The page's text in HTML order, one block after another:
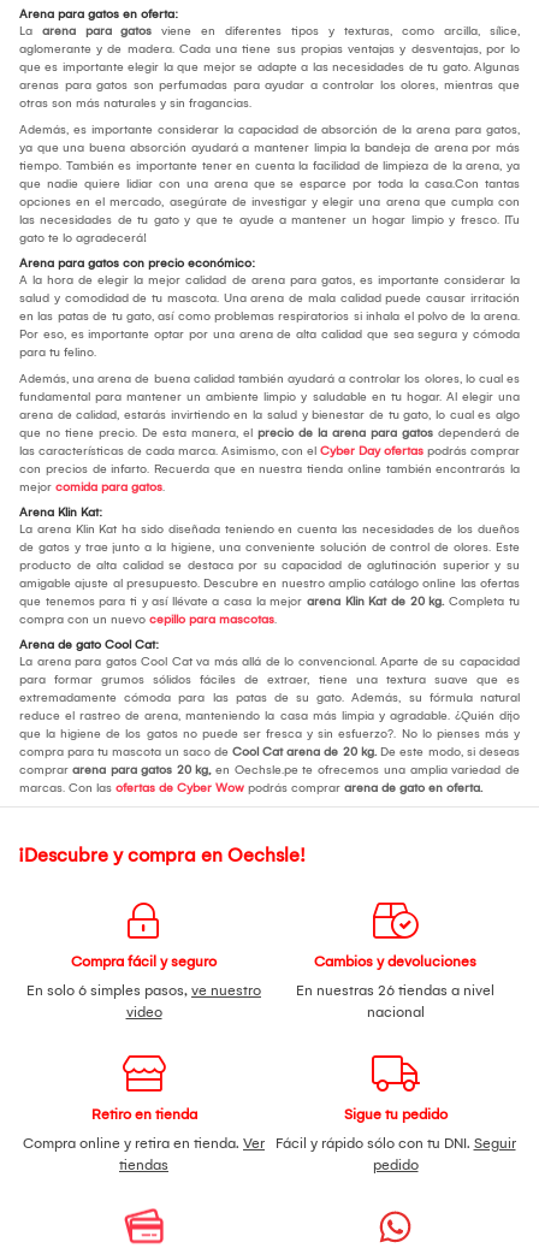
Arena para gatos en oferta:
La arena para gatos viene en diferentes tipos y texturas, como arcilla, sílice,
aglomerante y de madera. Cada una tiene sus propias ventajas y desventajas, por lo
que es importante elegir la que mejor se adapte a las necesidades de tu gato. Algunas
arenas para gatos son perfumadas para ayudar a controlar los olores, mientras que
otras son más naturales y sin fragancias.
Además, es importante considerar la capacidad de absorción de la arena para gatos,
ya que una buena absorción ayudará a mantener limpia la bandeja de arena por más
tiempo. También es importante tener en cuenta la facilidad de limpieza de la arena, ya
que nadie quiere lidiar con una arena que se esparce por toda la casa.Con tantas
opciones en el mercado, asegúrate de investigar y elegir una arena que cumpla con
las necesidades de tu gato y que te ayude a mantener un hogar limpio y fresco. ¡Tu
gato te lo agradecerá!
Arena para gatos con precio económico:
A la hora de elegir la mejor calidad de arena para gatos, es importante considerar la
salud y comodidad de tu mascota. Una arena de mala calidad puede causar irritación
en las patas de tu gato, así como problemas respiratorios si inhala el polvo de la arena.
Por eso, es importante optar por una arena de alta calidad que sea segura y cómoda
para tu felino.
Además, una arena de buena calidad también ayudará a controlar los olores, lo cual es
fundamental para mantener un ambiente limpio y saludable en tu hogar. Al elegir una
arena de calidad, estarás invirtiendo en la salud y bienestar de tu gato, lo cual es algo
que no tiene precio. De esta manera, el precio de la arena para gatos dependerá de
las características de cada marca. Asimismo, con el Cyber Day ofertas podrás comprar
con precios de infarto. Recuerda que en nuestra tienda online también encontrarás la
mejor comida para gatos.
Arena Klin Kat:
La arena Klin Kat ha sido diseñada teniendo en cuenta las necesidades de los dueños
de gatos y trae junto a la higiene, una conveniente solución de control de olores. Este
producto de alta calidad se destaca por su capacidad de aglutinación superior y su
amigable ajuste al presupuesto. Descubre en nuestro amplio catálogo online las ofertas
que tenemos para ti y así llévate a casa la mejor arena Klin Kat de 20 kg. Completa tu
compra con un nuevo cepillo para mascotas.
Arena de gato Cool Cat:
La arena para gatos Cool Cat va más allá de lo convencional. Aparte de su capacidad
para formar grumos sólidos fáciles de extraer, tiene una textura suave que es
extremadamente cómoda para las patas de su gato. Además, su fórmula natural
reduce el rastreo de arena, manteniendo la casa más limpia y agradable. ¿Quién dijo
que la higiene de los gatos no puede ser fresca y sin esfuerzo?. No lo pienses más y
compra para tu mascota un saco de Cool Cat arena de 20 kg. De este modo, si deseas
comprar arena para gatos 20 kg,en Oechsle.pe te ofrecemos una amplia variedad de
marcas. Con las ofertas de Cyber Wow podrás comprar arena de gato en oferta.
¡Descubre y compra en Oechsle!
Compra fácil y seguro
En solo 6 simples pasos, ve nuestro
video
Cambios y devoluciones
En nuestras 26 tiendas a nivel
nacional
Retiro en tienda
Compra online y retira en tienda. Ver
tiendas
Sigue tu pedido
Fácil y rápido sólo con tu DNI. Seguir
pedido